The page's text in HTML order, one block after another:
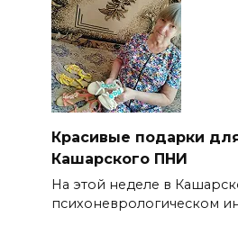
Красивые подарки
Кашарского ПНИ
На этой неделе в
психоневрологическом